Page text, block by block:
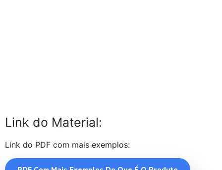
Link do Material:
Link do PDF com mais exemplos: